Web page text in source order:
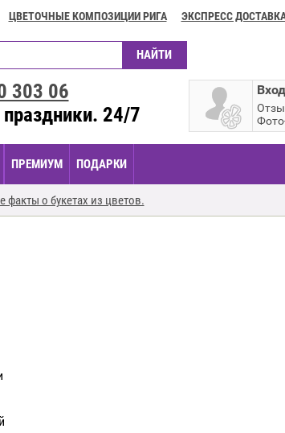
ЦВЕТОЧНЫЕ КОМПОЗИЦИИ РИГА ЭКСПРЕСС
303 06
24/7
ПРЕМИУМ ПОДАРКИ
о букетах из цветов.